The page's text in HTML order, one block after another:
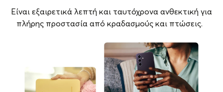
Είναι εξαιρετικά λεπτή και ταυτόχρονα ανθεκτική για
πλήρης προστασία από κραδασμούς και πτώσεις.